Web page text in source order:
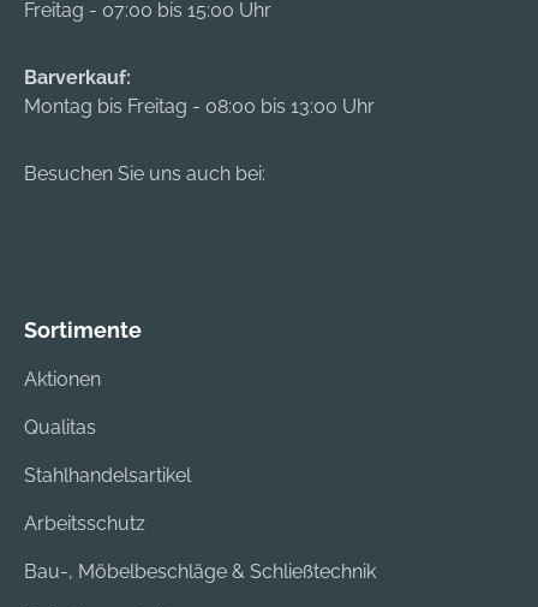
Freitag - 07:00 bis 15:00 Uhr
Barverkauf:
Montag bis Freitag - 08:00 bis 13:00 Uhr
Besuchen Sie uns auch bei:
Sortimente
Aktionen
Qualitas
Stahlhandelsartikel
Arbeitsschutz
Bau-, Möbelbeschläge & Schließtechnik